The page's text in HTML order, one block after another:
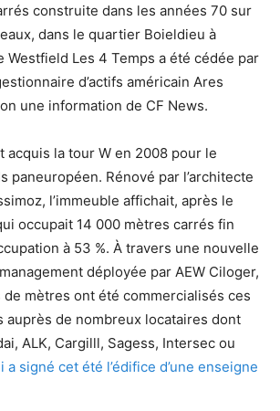
construite dans les années 70 sur
dans le quartier Boieldieu à
Westfield Les 4 Temps a été cédée par
d’actifs américain Ares
une information de CF News.
acquis la tour W en 2008 pour le
paneuropéen. Rénové par l’architecte
l’immeuble affichait, après le
occupait 14 000 mètres carrés fin
à 53 %. À travers une nouvelle
déployée par AEW Ciloger,
mètres ont été commercialisés ces
auprès de nombreux locataires dont
ALK, Cargilll, Sagess, Intersec ou
a signé cet été l’édifice d’une enseigne